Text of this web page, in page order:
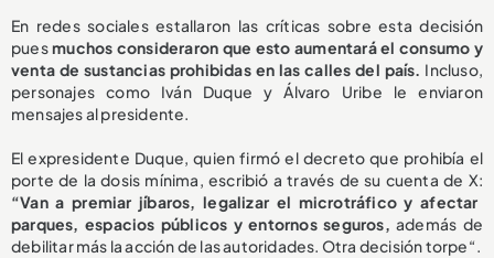
En redes sociales estallaron las críticas sobre esta decisión
puesmuchos consideraron que esto aumentará el consumo y
venta de sustancias prohibidas en las calles del país. Incluso,
personajes como Iván Duque y Álvaro Uribe le enviaron
mensajes al presidente.
El expresidente Duque, quien firmó el decreto que prohibía el
porte de la dosis mínima, escribió a través de su cuenta de X:
“Van a premiar jíbaros, legalizar el microtráfico y afectar
parques, espacios públicos y entornos seguros, además de
debilitar más la acción de las autoridades. Otra decisión torpe“.